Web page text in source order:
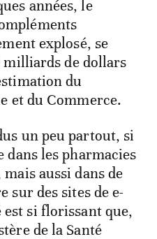
années, le
explosé, se
de dollars
du
et du Commerce.
un peu partout, si
dans les pharmacies
aussi dans de
sur des sites de e-
si florissant que,
de la Santé